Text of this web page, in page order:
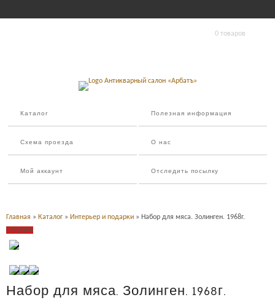
0 товаров
Каталог Полезная информация
Схема проезда О нас
Мой аккаунт Отследить посылку
Главная » Каталог » Интерьер и подарки » Набор для мяса. Золинген. 1968г.
Продано
Набор для мяса. Золинген. 1968г.